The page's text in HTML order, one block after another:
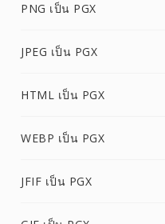
PNG เป็น PGX
JPEG เป็น PGX
HTML เป็น PGX
WEBP เป็น PGX
JFIF เป็น PGX